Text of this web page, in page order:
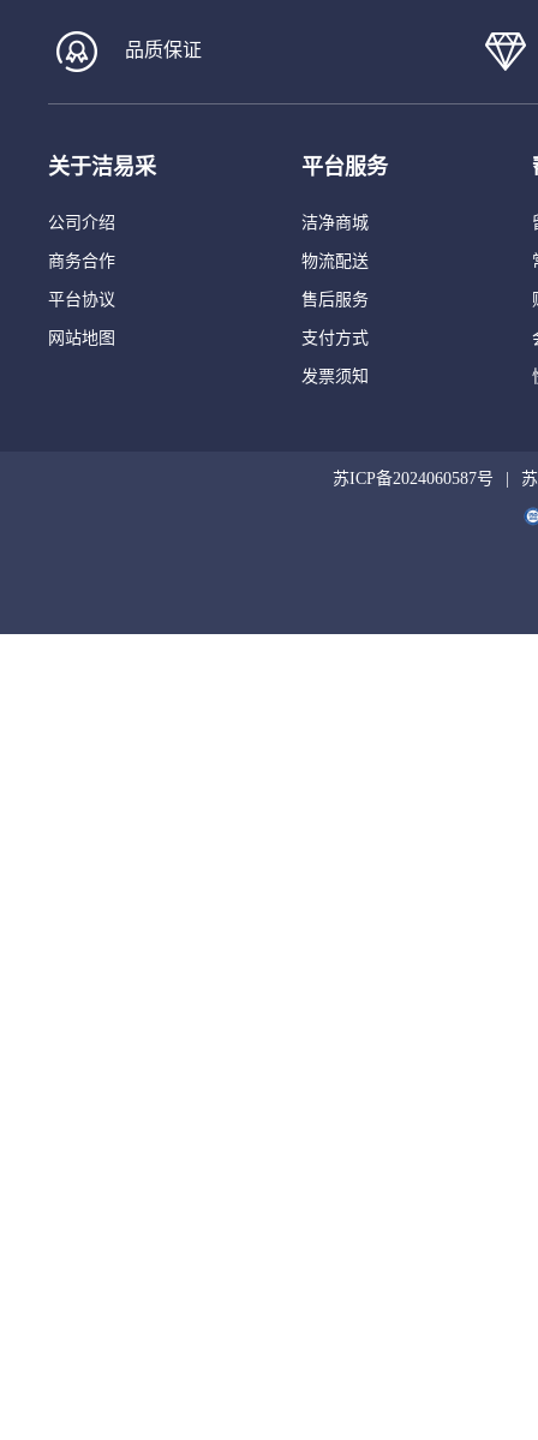
品质保证
关于洁易采
公司介绍
商务合作
平台协议
网站地图
平台服务
洁净商城
物流配送
售后服务
支付方式
发票须知
苏ICP备2024060587号